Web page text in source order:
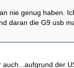
nie genug haben.
daran die G9 usb
auch...aufgrund der